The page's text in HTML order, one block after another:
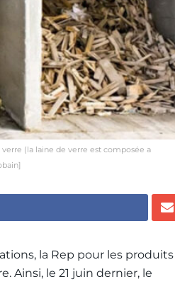
(la laine de verre est composée a
la Rep pour les produits
Ainsi, le 21 juin dernier, le